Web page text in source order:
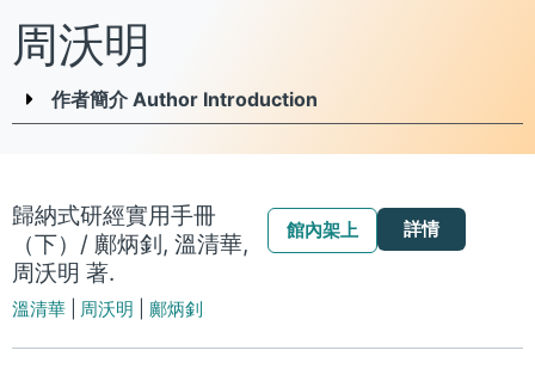
周沃明
作者簡介 Author Introduction
歸納式研經實用手冊
（下）/ 鄺炳釗, 溫清華,
周沃明 著.
溫清華| 周沃明 鄺炳釗
館內架上 詳情